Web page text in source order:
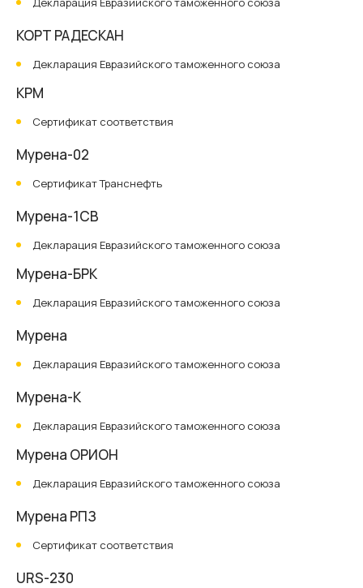
КОРТ РАДЕСКАН
Декларация Евразийского таможенного союза
КРМ
Сертификат соответствия
Мурена-02
Сертификат Транснефть
Мурена-1СВ
Декларация Евразийского таможенного союза
Мурена-БРК
Декларация Евразийского таможенного союза
Мурена
Декларация Евразийского таможенного союза
Мурена-К
Декларация Евразийского таможенного союза
Мурена ОРИОН
Декларация Евразийского таможенного союза
Мурена РПЗ
Сертификат соответствия
URS-230